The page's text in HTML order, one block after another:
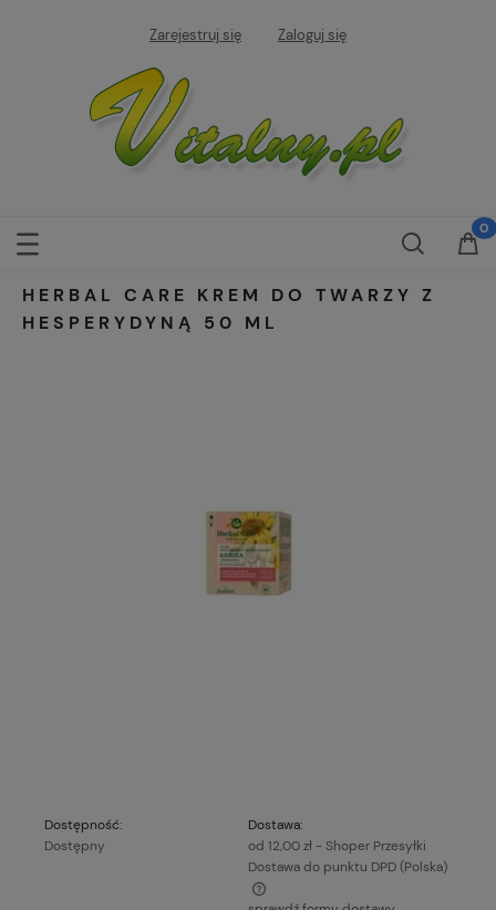
Zarejestruj się Zaloguj się
HERBAL CARE KREM DO TWARZY Z
HESPERYDYNĄ 50 ML
Dostępność:
Dostępny
Dostawa:
od 12,00 zł - Shoper Przesyłki
Dostawa do punktu DPD(Polska)